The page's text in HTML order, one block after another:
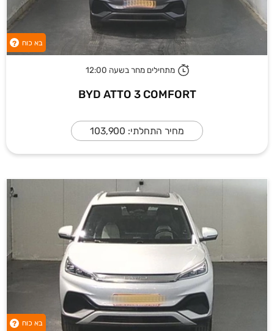
בא כוח ?
מתחילים מחר בשעה 12:00
BYD ATTO 3 COMFORT
מחיר התחלתי: 103,900
בא כוח ?